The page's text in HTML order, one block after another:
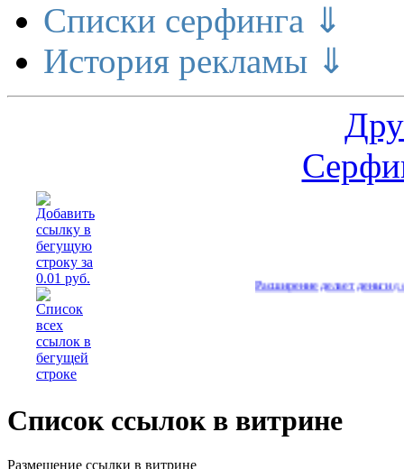
Списки серфинга ⇓
История рекламы ⇓
Расширение делает деньги(562)…
Список ссылок в витрине
Размещение ссылки в витрине